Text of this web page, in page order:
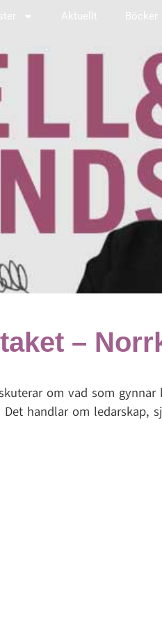
Aktuellt Böcker
–
om vad som
handlar om ledarskap,